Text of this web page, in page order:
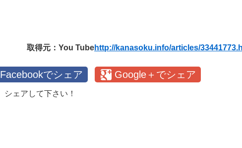
取得元：You Tubehttp://kanasoku.info/articles/
Facebookでシェア Google＋でシェア
シェアして下さい！